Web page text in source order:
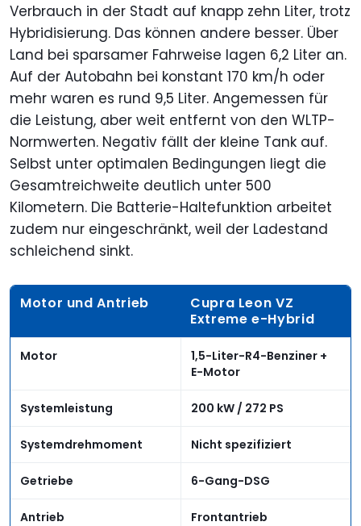
Verbrauch in der Stadt auf knapp zehn Liter, trotz
Hybridisierung. Das können andere besser. Über
Land bei sparsamer Fahrweise lagen 6,2 Liter an.
Auf der Autobahn bei konstant 170 km/h oder
mehr waren es rund 9,5 Liter. Angemessen für
die Leistung, aber weit entfernt von den WLTP-
Normwerten. Negativ fällt der kleine Tank auf.
Selbst unter optimalen Bedingungen liegt die
Gesamtreichweite deutlich unter 500
Kilometern. Die Batterie-Haltefunktion arbeitet
zudem nur eingeschränkt, weil der Ladestand
schleichend sinkt.
Motor und Antrieb
Cupra Leon VZ
Extreme e-Hybrid
Motor
1,5-Liter-R4-Benziner +
E-Motor
Systemleistung 200 kW / 272 PS
Systemdrehmoment Nicht spezifiziert
Getriebe 6-Gang-DSG
Antrieb Frontantrieb